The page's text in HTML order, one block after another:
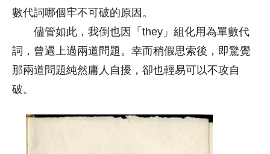
數代詞哪個牢不可破的原因。
儘管如此，我倒也因「they」組化用為單數代
詞，曾遇上過兩道問題。幸而稍假思索後，即驚覺
那兩道問題純然庸人自擾，卻也輕易可以不攻自
破。